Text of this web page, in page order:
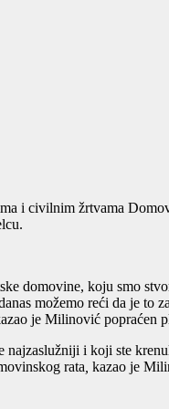
i civilnim žrtvama
domovine, koju smo
možemo reći da je to
je Milinović popraćen
i koji ste
rata kazao je